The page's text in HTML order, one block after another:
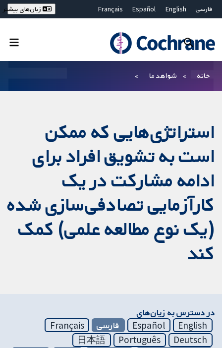
فارسی English
Español
Français
Bahasa Malaysia
ไทย
繁體中文
زبان‌های بیشتر
خانه شواهد ما
استراتژی‌هایی که ممکن
است به تشویق افراد برای
ادامه مشارکت در یک
کارآزمایی تصادفی‌سازی شده
(یک نوع مطالعه علمی) کمک
کند
در دسترس به زیان‌های
English
Español فارسی
Français
Deutsch
Português
日本語